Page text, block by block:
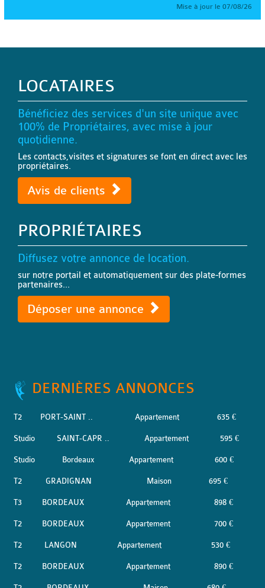
Mise à jour le 07/08/26
LOCATAIRES
Bénéficiez des services d'un site unique avec
100% de Propriétaires, avec mise à jour
quotidienne.
Les contacts,visites et signatures se font en direct avec les
propriétaires.
Avis de clients
PROPRIÉTAIRES
Diffusez votre annonce de location.
sur notre portail et automatiquement sur des plate-formes
partenaires...
Déposer une annonce
DERNIÈRES ANNONCES
T2 PORT-SAINT .. Appartement 635 €
Studio SAINT-CAPR .. Appartement 595 €
Studio Bordeaux Appartement 600 €
T2 GRADIGNAN Maison 695 €
T3 BORDEAUX Appartement 898 €
T2 BORDEAUX Appartement 700 €
T2 LANGON Appartement 530 €
T2 BORDEAUX Appartement 890 €